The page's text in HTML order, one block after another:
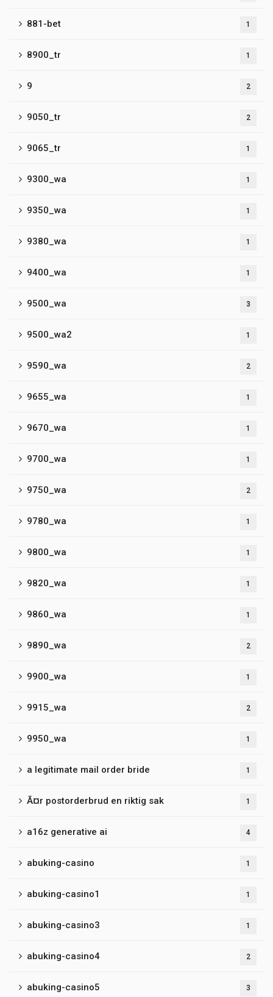
881-bet 1
8900_tr 1
9 2
9050_tr 2
9065_tr 1
9300_wa 1
9350_wa 1
9380_wa 1
9400_wa 1
9500_wa 3
9500_wa2 1
9590_wa 2
9655_wa 1
9670_wa 1
9700_wa 1
9750_wa 2
9780_wa 1
9800_wa 1
9820_wa 1
9860_wa 1
9890_wa 2
9900_wa 1
9915_wa 2
9950_wa 1
a legitimate mail order bride 1
Ã¤r postorderbrud en riktig sak 1
a16z generative ai 4
abuking-casino 1
abuking-casino1 1
abuking-casino3 1
abuking-casino4 2
abuking-casino5 3